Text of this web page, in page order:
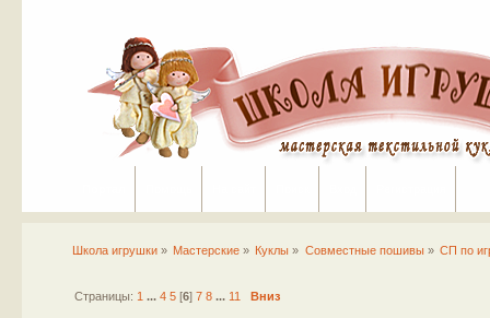
Школа игрушки» Мастерские » Куклы » Совместные пошивы» СП по
Страницы: 1 ... 4 5[6] 7 8 ... 11 Вниз